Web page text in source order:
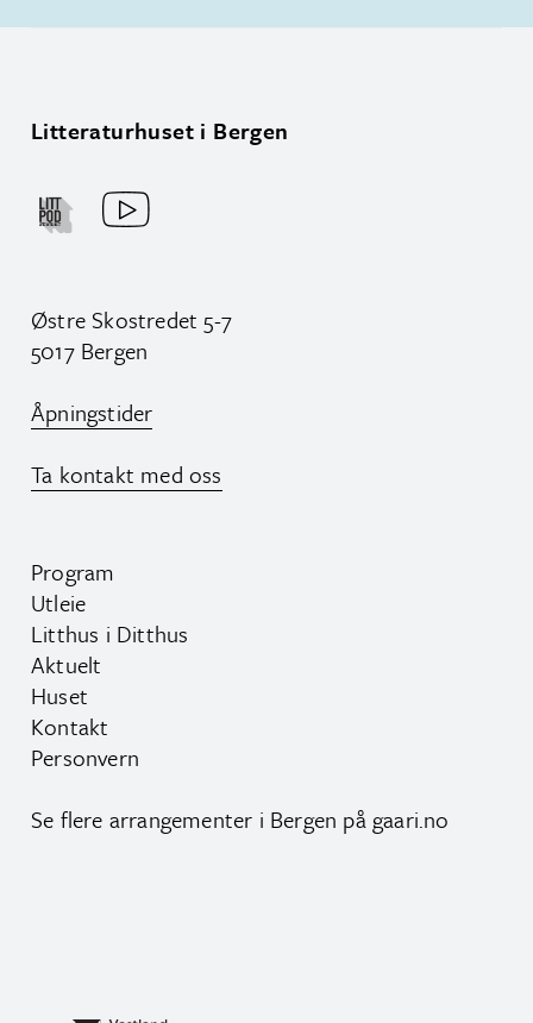
Litteraturhuset i Bergen
Østre Skostredet 5-7
5017 Bergen
Åpningstider
Ta kontakt med oss
Program
Utleie
Litthus i Ditthus
Aktuelt
Huset
Kontakt
Personvern
Se flere arrangementer i Bergen på gaari.no